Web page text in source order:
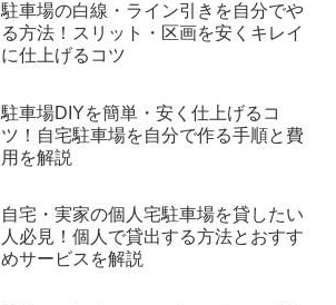
駐車場の白線・ライン引きを自分でや
る方法！スリット・区画を安くキレイ
に仕上げるコツ
駐車場DIYを簡単・安く仕上げるコ
ツ！自宅駐車場を自分で作る手順と費
用を解説
自宅・実家の個人宅駐車場を貸したい
人必見！個人で貸出する方法とおすす
めサービスを解説